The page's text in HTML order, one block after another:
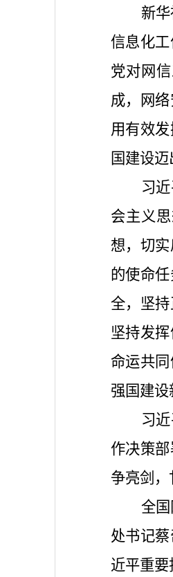
新
信息化
党对网
成，网
用有效
国建设迈
习
会主义
想，切
的使命
全，坚
坚持发
命运共
强国建
习
作决策
争亮剑
全
处书记
近平重要